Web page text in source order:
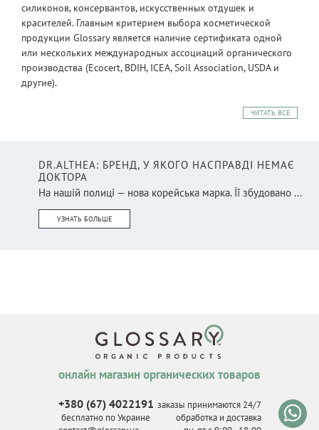
силиконов, консервантов, искусственных отдушек и
красителей. Главным критерием выбора косметической
продукции Glossary является наличие сертификата одной
или нескольких международных ассоциаций органического
производства (Ecocert, BDIH, ICEA, Soil Association, USDA и
другие).
ЧИТАТЬ ВСЕ
DR.ALTHEA: БРЕНД, У ЯКОГО НАСПРАВДІ НЕМАЄ
ДОКТОРА
На нашій полиці — нова корейська марка. Її збудовано ...
УЗНАТЬ БОЛЬШЕ
онлайн магазин органических товаров
+380 (67) 4022191
бесплатно по Украине
заказы принимаются 24/7
обработка и доставка